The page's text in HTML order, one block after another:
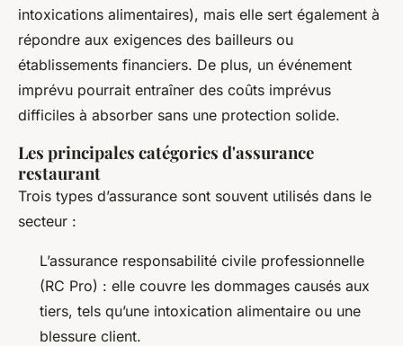
intoxications alimentaires), mais elle sert également à
répondre aux exigences des bailleurs ou
établissements financiers. De plus, un événement
imprévu pourrait entraîner des coûts imprévus
difficiles à absorber sans une protection solide.
Les principales catégories d'assurance
restaurant
Trois types d’assurance sont souvent utilisés dans le
secteur :
L’assurance responsabilité civile professionnelle
(RC Pro) : elle couvre les dommages causés aux
tiers, tels qu’une intoxication alimentaire ou une
blessure client.